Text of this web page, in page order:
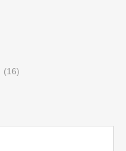
(16)